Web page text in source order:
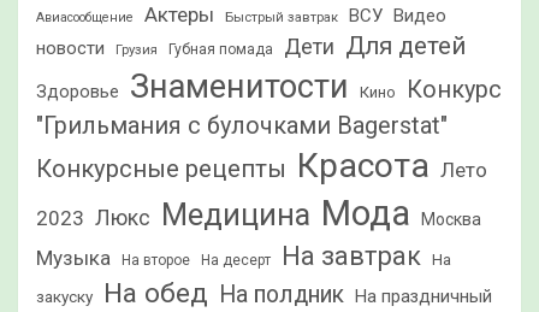
Авиасообщение Актеры Быстрый завтрак ВСУ Видео
новости
Грузия Губная помада Дети Для детей
Здоровье Знаменитости Кино
Конкурс
"Грильмания с булочками Bagerstat"
Конкурсные рецепты Красота Лето
2023 Люкс Медицина Мода Москва
Музыка На второе На десерт На завтрак На
закуску На обед На полдник На праздничный